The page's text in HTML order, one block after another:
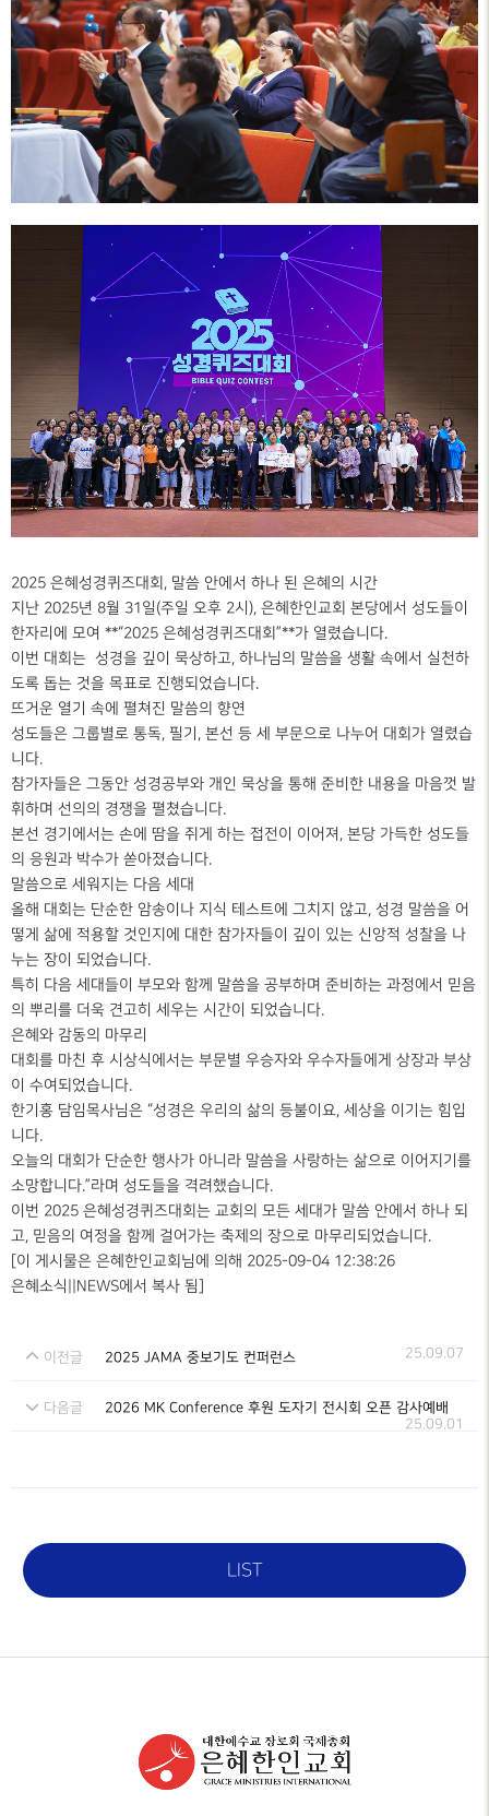
2025 은혜성경퀴즈대회, 말씀 안에서 하나 된 은혜의 시간
지난 2025년 8월 31일(주일 오후 2시) , 은혜한인교회 본당에서 성도들이
한자리에 모여 **“2025 은혜성경퀴즈대회”**가 열렸습니다.
이번 대회는 성경을 깊이 묵상하고, 하나님의 말씀을 생활 속에서 실천하
도록 돕는 것을 목표로 진행되었습니다.
뜨거운 열기 속에 펼쳐진 말씀의 향연
성도들은 그룹별로 통독, 필기, 본선 등 세 부문으로 나누어 대회가 열렸습
니다.
참가자들은 그동안 성경공부와 개인 묵상을 통해 준비한 내용을 마음껏 발
휘하며 선의의 경쟁을 펼쳤습니다.
본선 경기에서는 손에 땀을 쥐게 하는 접전이 이어져, 본당 가득한 성도들
의 응원과 박수가 쏟아졌습니다.
말씀으로 세워지는 다음 세대
올해 대회는 단순한 암송이나 지식 테스트에 그치지 않고, 성경 말씀을 어
떻게 삶에 적용할 것인지에 대한 참가자들이 깊이 있는 신앙적 성찰을 나
누는 장이 되었습니다.
특히 다음 세대들이 부모와 함께 말씀을 공부하며 준비하는 과정에서 믿음
의 뿌리를 더욱 견고히 세우는 시간이 되었습니다.
은혜와 감동의 마무리
대회를 마친 후 시상식에서는 부문별 우승자와 우수자들에게 상장과 부상
이 수여되었습니다.
한기홍 담임목사님은 “성경은 우리의 삶의 등불이요, 세상을 이기는 힘입
니다.
오늘의 대회가 단순한 행사가 아니라 말씀을 사랑하는 삶으로 이어지기를
소망합니다.”라며 성도들을 격려했습니다.
이번 2025 은혜성경퀴즈대회는 교회의 모든 세대가 말씀 안에서 하나 되
고, 믿음의 여정을 함께 걸어가는 축제의 장으로 마무리되었습니다.
[이 게시물은 은혜한인교회님에 의해 2025-09-04 12:38:26
은혜소식||NEWS에서 복사 됨]
이전글 2025 JAMA 중보기도 컨퍼런스 25.09.07
다음글
2026 MK Conference 후원 도자기 전시회 오픈 감사예배
25.09.01
LIST